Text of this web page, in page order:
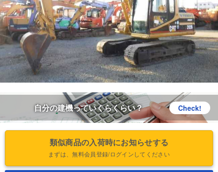
自分の建機っていくらくらい？ Check!
類似商品の入荷時にお知らせする
まずは、無料会員登録/ログインしてください